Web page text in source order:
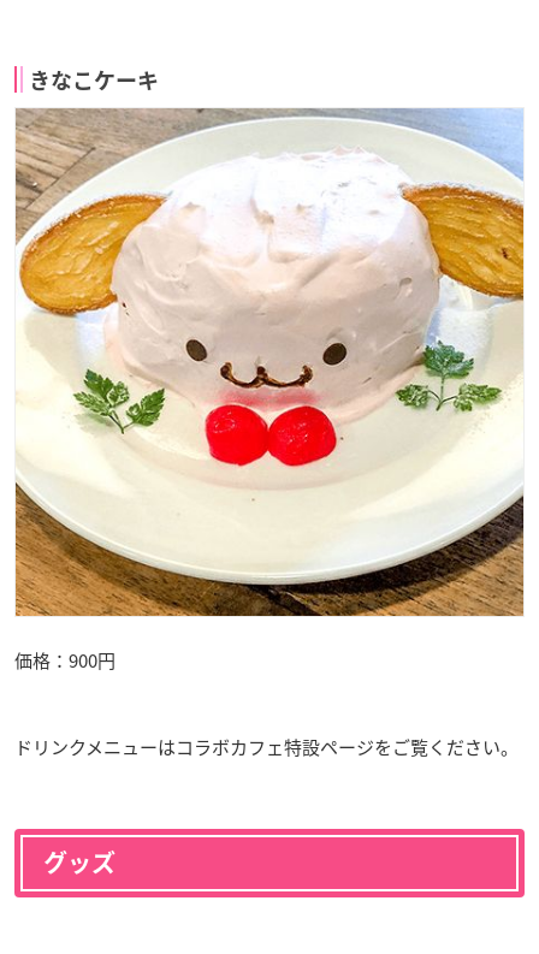
きなこケーキ
価格：900円
ドリンクメニューはコラボカフェ特設ページをご覧ください。
グッズ